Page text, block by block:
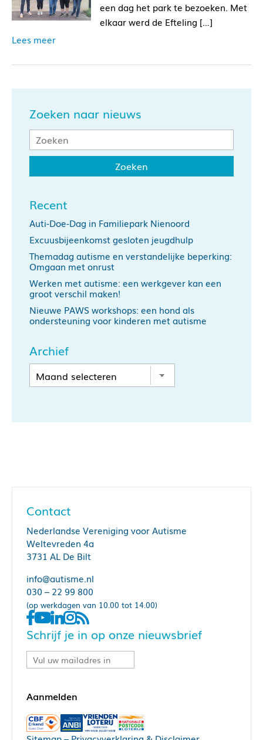
een dag het park te bezoeken. Met
elkaar werd de Efteling […]
Lees meer
Zoeken naar nieuws
Recent
Auti-Doe-Dag in Familiepark Nienoord
Excuusbijeenkomst gesloten jeugdhulp
Themadag autisme en verstandelijke beperking:
Omgaan met onrust
Werken met autisme: een werkgever kan een
groot verschil maken!
Nieuwe PAWS workshops: een hond als
ondersteuning voor kinderen met autisme
Archief
Contact
Nederlandse Vereniging voor Autisme
Weltevreden 4a
3731 AL De Bilt
info@autisme.nl
030 – 22 99 800
(op werkdagen van 10.00 tot 14.00)
Schrijf je in op onze nieuwsbrief